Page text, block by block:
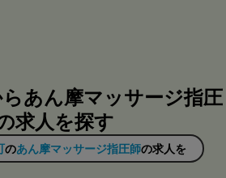
あん摩マッサージ指圧
求人を探す
のあん摩マッサージ指圧師の求人を